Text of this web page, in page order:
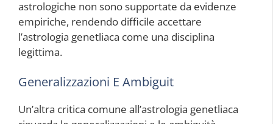
astrologiche non sono supportate da evidenze
empiriche, rendendo difficile accettare
l’astrologia genetliaca come una disciplina
legittima.
Generalizzazioni E Ambiguit
Un’altra critica comune all’astrologia genetliaca